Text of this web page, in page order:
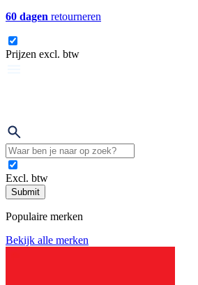
60 dagen retourneren
Prijzen excl. btw
Excl. btw
Submit
Populaire merken
Bekijk alle merken